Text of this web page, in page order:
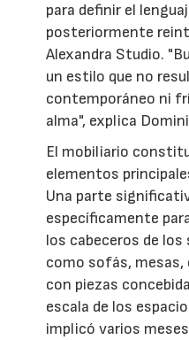
para definir el
posteriormente
Alexandra Studio.
un estilo que no
contemporáneo ni
alma", explica
El mobiliario
elementos
Una parte
específicamente
los cabeceros de
como sofás,
con piezas
escala de los
implicó varios